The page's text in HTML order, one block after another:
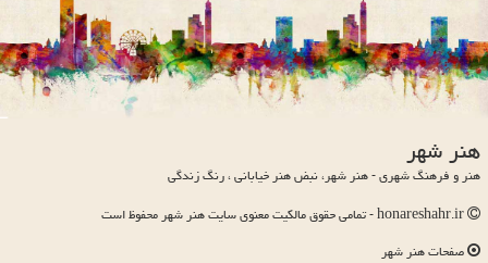
هنر شهر
هنر و فرهنگ شهری - هنر شهر، نبض هنر خیابانی ، رنگ زندگی
صفحات هنر شهر